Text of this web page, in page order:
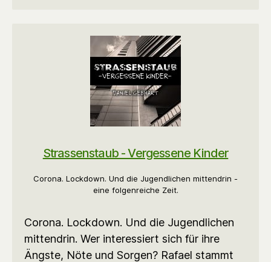
Strassenstaub - Vergessene Kinder
Corona. Lockdown. Und die Jugendlichen mittendrin -
eine folgenreiche Zeit.
Corona. Lockdown. Und die Jugendlichen
mittendrin. Wer interessiert sich für ihre
Ängste, Nöte und Sorgen? Rafael stammt